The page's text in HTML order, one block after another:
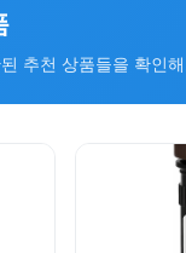
추천 상품들을 확인